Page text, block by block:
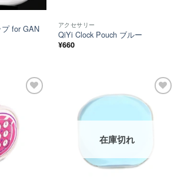
for GAN
アクセサリー
QiYi Clock Pouch ブルー
¥660
在庫切れ